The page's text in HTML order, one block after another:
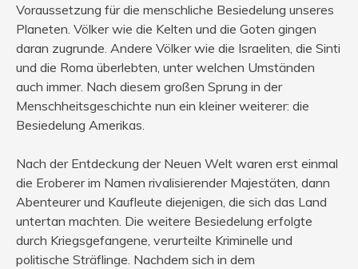
Voraussetzung für die menschliche Besiedelung unseres
Planeten. Völker wie die Kelten und die Goten gingen
daran zugrunde. Andere Völker wie die Israeliten, die Sinti
und die Roma überlebten, unter welchen Umständen
auch immer. Nach diesem großen Sprung in der
Menschheitsgeschichte nun ein kleiner weiterer: die
Besiedelung Amerikas.
Nach der Entdeckung der Neuen Welt waren erst einmal
die Eroberer im Namen rivalisierender Majestäten, dann
Abenteurer und Kaufleute diejenigen, die sich das Land
untertan machten. Die weitere Besiedelung erfolgte
durch Kriegsgefangene, verurteilte Kriminelle und
politische Sträflinge. Nachdem sich in dem